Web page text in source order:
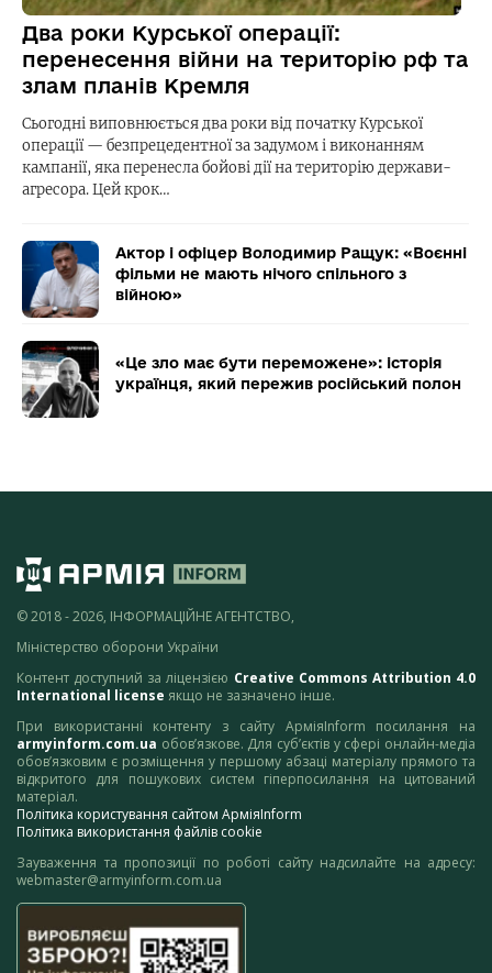
Два роки Курської операції:
перенесення війни на територію рф та
злам планів Кремля
Сьогодні виповнюється два роки від початку Курської
операції — безпрецедентної за задумом і виконанням
кампанії, яка перенесла бойові дії на територію держави-
агресора. Цей крок…
Актор і офіцер Володимир Ращук: «Воєнні
фільми не мають нічого спільного з
війною»
«Це зло має бути переможене»: історія
українця, який пережив російський полон
© 2018 - 2026, ІНФОРМАЦІЙНЕ АГЕНТСТВО,
Міністерство оборони України
Контент доступний за ліцензією Creative Commons Attribution 4.0
International license якщо не зазначено інше.
При використанні контенту з сайту АрміяInform посилання на
armyinform.com.ua обов’язкове. Для суб’єктів у сфері онлайн-медіа
обов’язковим є розміщення у першому абзаці матеріалу прямого та
відкритого для пошукових систем гіперпосилання на цитований
матеріал.
Політика користування сайтом АрміяInform
Політика використання файлів cookie
Зауваження та пропозиції по роботі сайту надсилайте на адресу:
webmaster@armyinform.com.ua